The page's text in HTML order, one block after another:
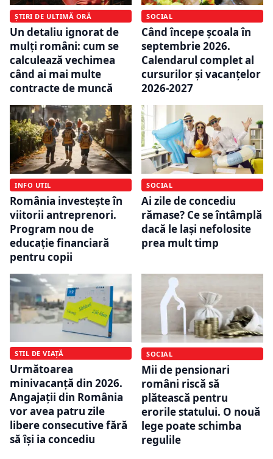
ȘTIRI DE ULTIMĂ ORĂ
Un detaliu ignorat de
mulți români: cum se
calculează vechimea
când ai mai multe
contracte de muncă
SOCIAL
Când începe școala în
septembrie 2026.
Calendarul complet al
cursurilor și vacanțelor
2026-2027
INFO UTIL
România investește în
viitorii antreprenori.
Program nou de
educație financiară
pentru copii
SOCIAL
Ai zile de concediu
rămase? Ce se întâmplă
dacă le lași nefolosite
prea mult timp
STIL DE VIAȚĂ
Următoarea
minivacanță din 2026.
Angajații din România
vor avea patru zile
libere consecutive fără
să își ia concediu
SOCIAL
Mii de pensionari
români riscă să
plătească pentru
erorile statului. O nouă
lege poate schimba
regulile